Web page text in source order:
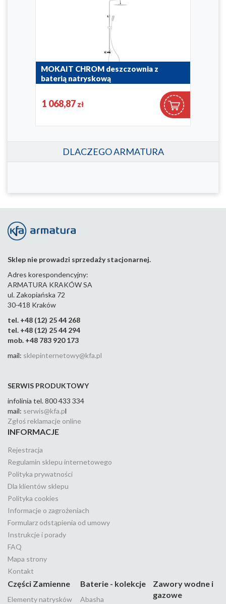
MOKAIT CHROM deszczownia z
baterią natryskową
1 068,87 zł
DLACZEGO ARMATURA
Sklep nie prowadzi sprzedaży stacjonarnej.
Adres korespondencyjny:
ARMATURA KRAKÓW SA
ul. Zakopiańska 72
30-418 Kraków
tel. +48 (12) 25 44 268
tel. +48 (12) 25 44 294
mob. +48 783 920 173
mail: sklepinternetowy@kfa.pl
SERWIS PRODUKTOWY
infolinia tel. 800 433 334
mail: serwis@kfa.pl
Zgłoś reklamacje online
INFORMACJE
Rejestracja
Regulamin sklepu internetowego
Polityka prywatności
Dla klientów sklepu
Polityka cookies
Informacje o zagrożeniach
Formularz odstąpienia od umowy
Instrukcje i porady
FAQ
Mapa strony
Kontakt
Części Zamienne
Elementy natrysków
Baterie - kolekcje
Abasha
Zawory wodne i
gazowe